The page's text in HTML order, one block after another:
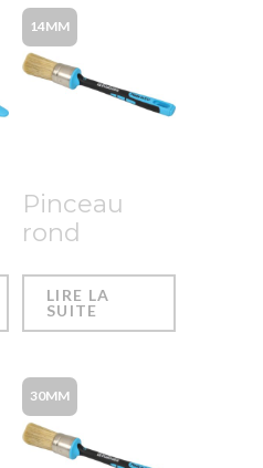
Pinceau
rond
14MM
LIRE LA
SUITE
30MM